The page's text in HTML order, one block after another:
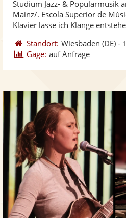
Studium Jazz- & Popularmusik
Mainz/. Escola Superior de
Klavier lasse ich Klänge
Standort: Wiesbaden (DE) -
Gage: auf Anfrage